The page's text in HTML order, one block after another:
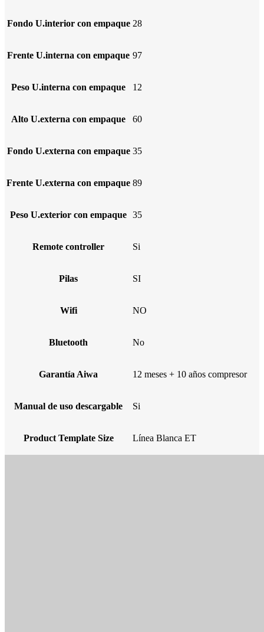
Fondo U.interior con empaque 28
Frente U.interna con empaque 97
Peso U.interna con empaque 12
Alto U.externa con empaque 60
Fondo U.externa con empaque 35
Frente U.externa con empaque 89
Peso U.exterior con empaque 35
Remote controller Si
Pilas SI
Wifi NO
Bluetooth No
Garantía Aiwa 12 meses + 10 años compresor
Manual de uso descargable Si
Product Template Size Línea Blanca ET